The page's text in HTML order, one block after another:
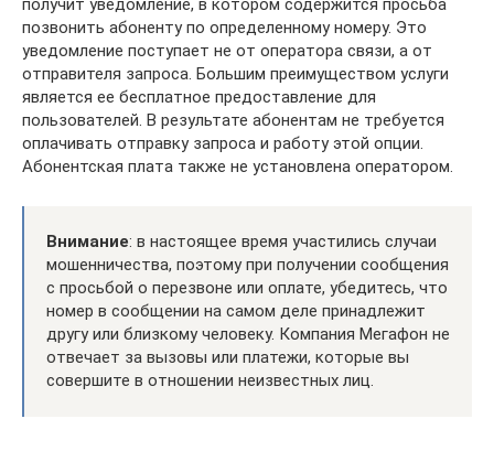
получит уведомление, в котором содержится просьба
позвонить абоненту по определенному номеру. Это
уведомление поступает не от оператора связи, а от
отправителя запроса. Большим преимуществом услуги
является ее бесплатное предоставление для
пользователей. В результате абонентам не требуется
оплачивать отправку запроса и работу этой опции.
Абонентская плата также не установлена оператором.
Внимание: в настоящее время участились случаи
мошенничества, поэтому при получении сообщения
с просьбой о перезвоне или оплате, убедитесь, что
номер в сообщении на самом деле принадлежит
другу или близкому человеку. Компания Мегафон не
отвечает за вызовы или платежи, которые вы
совершите в отношении неизвестных лиц.